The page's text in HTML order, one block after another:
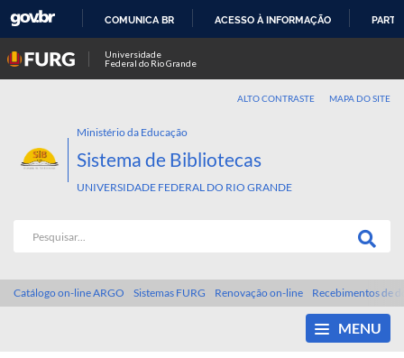
COMUNICA BR ACESSO À INFORMAÇÃO
Universidade
Federal do Rio Grande
ALTO CONTRASTE MAPA DO SITE
Ministério da Educação
Sistema de Bibliotecas
UNIVERSIDADE FEDERAL DO RIO GRANDE
Catálogo on-line ARGO Sistemas FURG Renovação on-line Recebimentos de
MENU